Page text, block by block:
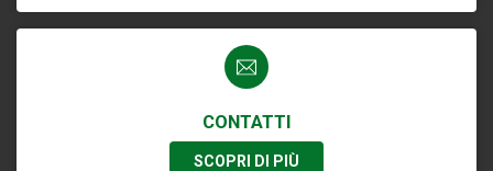
CONTATTI
SCOPRI DI PIÙ